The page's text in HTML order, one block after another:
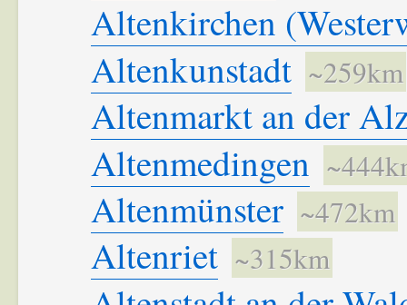
Altenkirchen
Altenkunstadt ~259km
Altenmarkt an der
Altenmedingen
Altenmünster ~472km
Altenriet ~315km